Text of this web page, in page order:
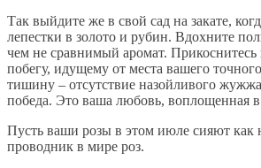
Так выйдите же в свой сад на закате,
лепестки в золото и рубин. Вдохните
чем не сравнимый аромат.
побегу, идущему от места вашего
тишину – отсутствие назойливого
победа. Это ваша любовь, воплощенная в
Пусть ваши розы в этом июле сияют как
проводник в мире роз.